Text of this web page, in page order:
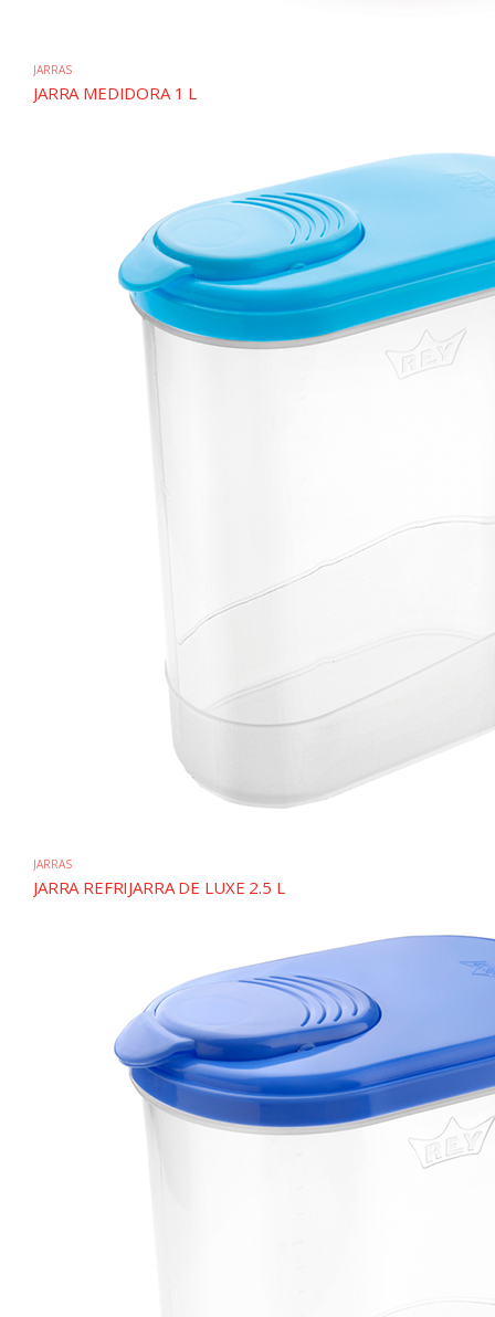
JARRAS
JARRA MEDIDORA 1 L
JARRAS
JARRA REFRIJARRA DE LUXE 2.5 L